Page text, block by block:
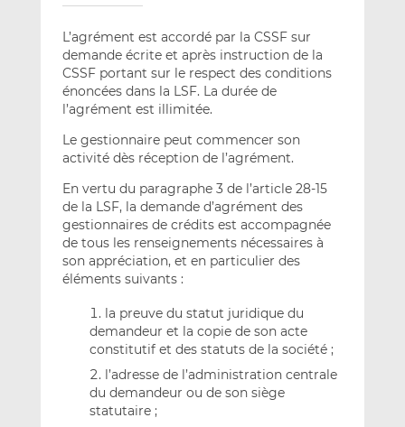
L’agrément est accordé par la CSSF sur
demande écrite et après instruction de la
CSSF portant sur le respect des conditions
énoncées dans la LSF. La durée de
l’agrément est illimitée.
Le gestionnaire peut commencer son
activité dès réception de l’agrément.
En vertu du paragraphe 3 de l’article 28-15
de la LSF, la demande d’agrément des
gestionnaires de crédits est accompagnée
de tous les renseignements nécessaires à
son appréciation, et en particulier des
éléments suivants :
la preuve du statut juridique du
demandeur et la copie de son acte
constitutif et des statuts de la société ;
l’adresse de l’administration centrale
du demandeur ou de son siège
statutaire ;